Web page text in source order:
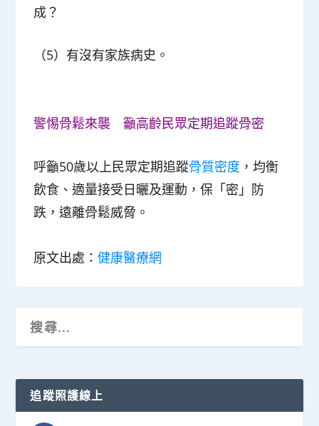
成？
（5）有沒有家族病史。
警惕骨鬆來襲 籲高齡民眾定期追蹤骨密
呼籲50歲以上民眾定期追蹤骨質密度 ，均衡
飲食、適量接受日曬及運動，保「密」防
跌，遠離骨鬆威脅。
原文出處：健康醫療網
追蹤照護線上